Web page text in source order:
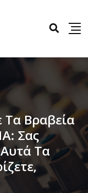
Βραβεία
Σας
Τα